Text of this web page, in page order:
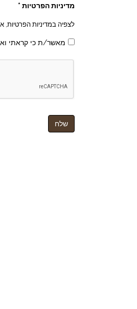
מדיניות הפרטיות *
לצפיה במדיניות הפרטיות,
מאשר/ת כי קראתי